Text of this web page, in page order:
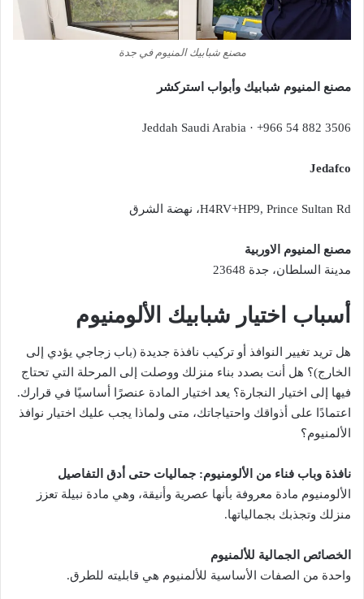
مصنع شبابيك المنيوم في جدة
مصنع المنيوم شبابيك وأبواب استركشر
Jeddah Saudi Arabia · +966 54 882 3506
Jedafco
H4RV+HP9, Prince Sultan Rd، نهضة الشرق
مصنع المنيوم الاوربية
مدينة السلطان، جدة 23648
أسباب اختيار شبابيك الألومنيوم
هل تريد تغيير النوافذ أو تركيب نافذة جديدة (باب زجاجي يؤدي إلى
الخارج)؟ هل أنت بصدد بناء منزلك ووصلت إلى المرحلة التي تحتاج
فيها إلى اختيار النجارة؟ يعد اختيار المادة عنصرًا أساسيًا في قرارك.
اعتمادًا على أذواقك واحتياجاتك، متى ولماذا يجب عليك اختيار نوافذ
الألمنيوم؟
نافذة وباب فناء من الألومنيوم: جماليات حتى أدق التفاصيل
الألومنيوم مادة معروفة بأنها عصرية وأنيقة، وهي مادة نبيلة تعزز
منزلك وتجذبك بجمالياتها.
الخصائص الجمالية للألمنيوم
واحدة من الصفات الأساسية للألمنيوم هي قابليته للطرق.